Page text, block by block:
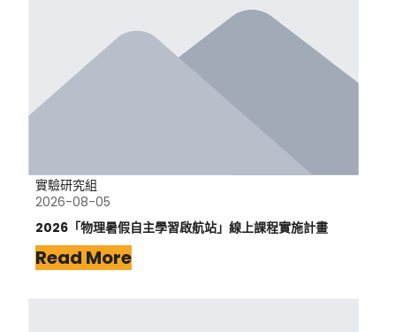
實驗研究組
2026-08-05
2026「物理暑假自主學習啟航站」線上課程實施計畫
Read More